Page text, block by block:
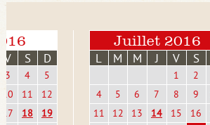
V S D
3 4
5
10
11
12
17
18
19
Juillet 2016
L M M J V S
1 2
4
5 6 7 8 9
11
12 13 14 15 16